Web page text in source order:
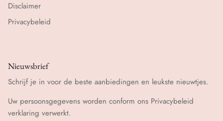
Disclaimer
Privacybeleid
Nieuwsbrief
Schrijf je in voor de beste aanbiedingen en leukste nieuwtjes.
Uw persoonsgegevens worden conform ons Privacybeleid
verklaring verwerkt.